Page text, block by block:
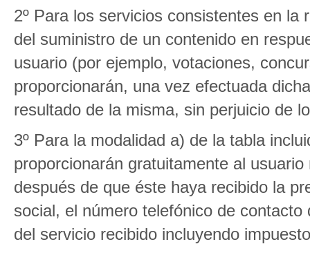
2º Para los servicios consistentes en
del suministro de un contenido en
usuario (por ejemplo, votaciones,
proporcionarán, una vez efectuada
resultado de la misma, sin perjuicio de
3º Para la modalidad a) de la tabla
proporcionarán gratuitamente al
después de que éste haya recibido la
social, el número telefónico de
del servicio recibido incluyendo